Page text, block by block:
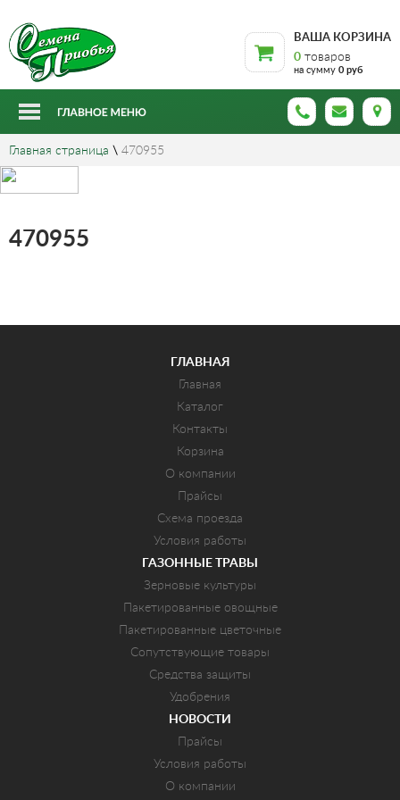
ВАША КОРЗИНА
0 товаров
на сумму 0 руб
Главная страница \ 470955
470955
ГЛАВНАЯ
Главная
Каталог
Контакты
Корзина
О компании
Прайсы
Схема проезда
Условия работы
ГАЗОННЫЕ ТРАВЫ
Зерновые культуры
Пакетированные овощные
Пакетированные цветочные
Сопутствующие товары
Средства защиты
Удобрения
НОВОСТИ
Прайсы
Условия работы
О компании